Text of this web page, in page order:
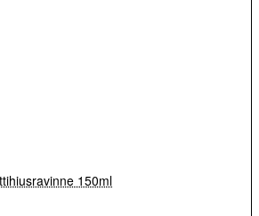
150ml